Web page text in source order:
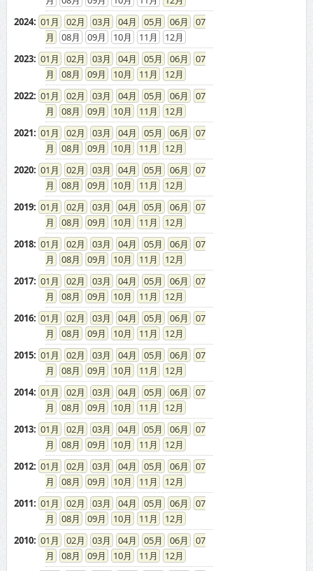
2024: 01 02 03 04 05 06
07
08
09 10 11
12
2023: 01 02 03 04 05 06
07
08
09 10 11
12
2022: 01 02 03 04 05 06
07
08
09 10 11
12
2021: 01 02 03 04 05 06
07
08
09 10 11
12
2020: 01 02 03 04 05 06
07
08
09 10 11
12
2019: 01 02 03 04 05 06
07
08
09 10 11
12
2018: 01 02 03 04 05 06
07
08
09 10 11
12
2017: 01 02 03 04 05 06
07
08
09 10 11
12
2016: 01 02 03 04 05 06
07
08
09 10 11
12
2015: 01 02 03 04 05 06
07
08
09 10 11
12
2014: 01 02 03 04 05 06
07
08
09 10 11
12
2013: 01 02 03 04 05 06
07
08
09 10 11
12
2012: 01 02 03 04 05 06
07
08
09 10 11
12
2011: 01 02 03 04 05 06
07
08
09 10 11
12
2010: 01 02 03 04 05 06
07
08
09 10 11
12